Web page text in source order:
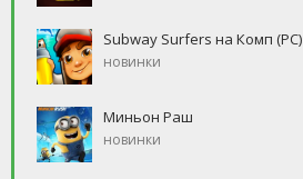
Subway Surfers на Комп (PC)
новинки
Миньон Раш
новинки